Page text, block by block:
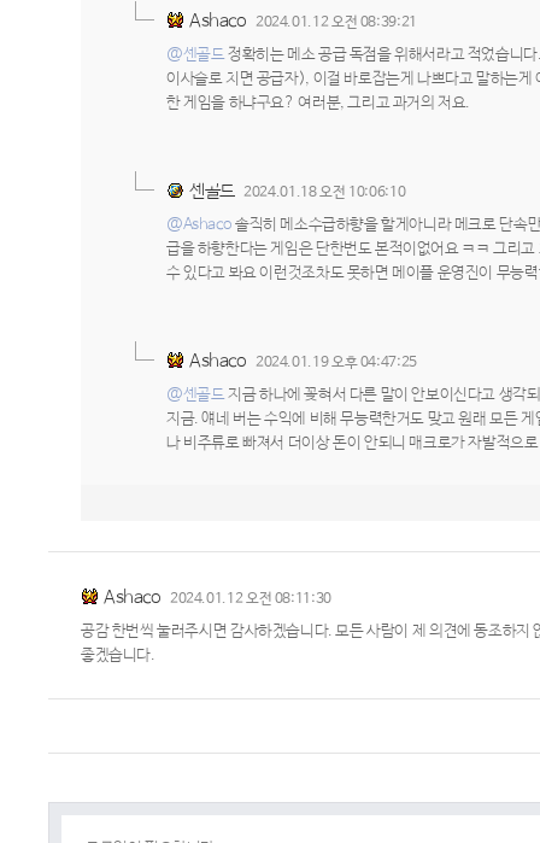
Ashaco 2024.01.12 오전 08:39:21
@센골드정확히는 메소 공급 독점을 위해서라고 적었습니
이사슬로 치면 공급자), 이걸 바로잡는게 나쁘다고 말하는
한 게임을 하냐구요? 여러분, 그리고 과거의 저요.
센골드 2024.01.18 오전 10:06:10
@Ashaco 솔직히 메소수급하향을 할게아니라 메크로 단속
급을 하향한다는 게임은 단한번도 본적이없어요 ㅋㅋ 그리
수 있다고 봐요 이런것조차도 못하면 메이플 운영진이 무능
Ashaco 2024.01.19 오후 04:47:25
@센골드지금 하나에 꽂혀서 다른 말이 안보이신다고 생각
지금. 얘네 버는 수익에 비해 무능력한거도 맞고 원래 모든
나 비주류로 빠져서 더이상 돈이 안되니 매크로가 자발적으
Ashaco 2024.01.12 오전 08:11:30
공감 한번씩 눌러주시면 감사하겠습니다. 모든 사람이 제 의견에 동조하
좋겠습니다.